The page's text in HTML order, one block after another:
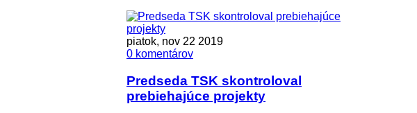
piatok, nov 22 2019
0 komentárov
Predseda TSK skontroloval
prebiehajúce projekty